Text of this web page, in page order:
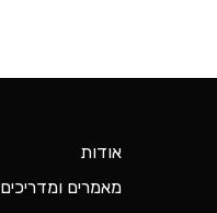
אודות
מאמרים ומדריכים